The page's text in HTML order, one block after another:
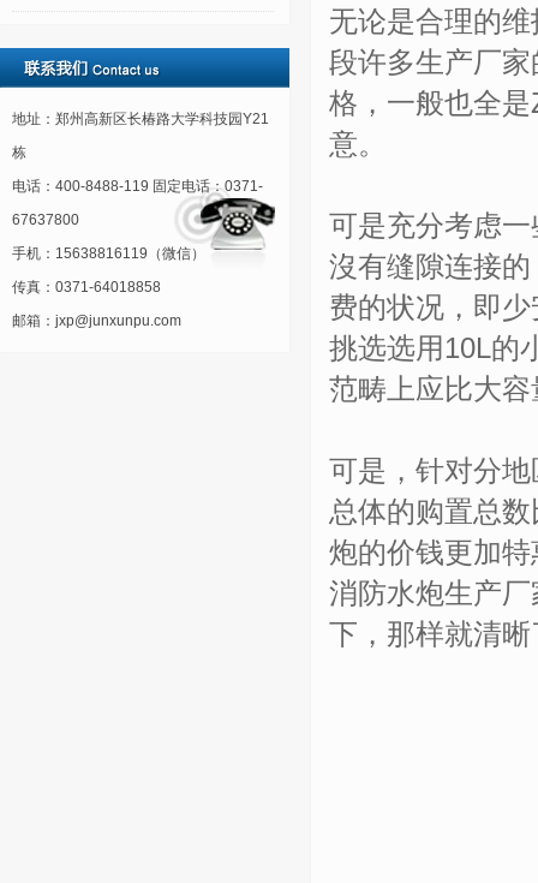
地址：郑州高新区长椿路大学科技园Y21
栋
电话：400-8488-119 固定电话：0371-
67637800
手机：15638816119（微信）
传真：0371-64018858
邮箱：jxp@junxunpu.com
无论是合理的
段许多生产厂
格，一般也全
意。
可是充分考虑
沒有缝隙连接
费的状况，即
挑选选用10L的
范畴上应比大
可是，针对分
总体的购置总
炮的价钱更加
消防水炮生产
下，那样就清晰